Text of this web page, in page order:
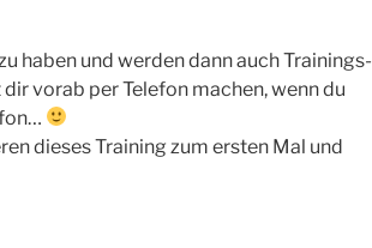
haben und werden dann auch Trainings-
vorab per Telefon machen, wenn du
dieses Training zum ersten Mal und